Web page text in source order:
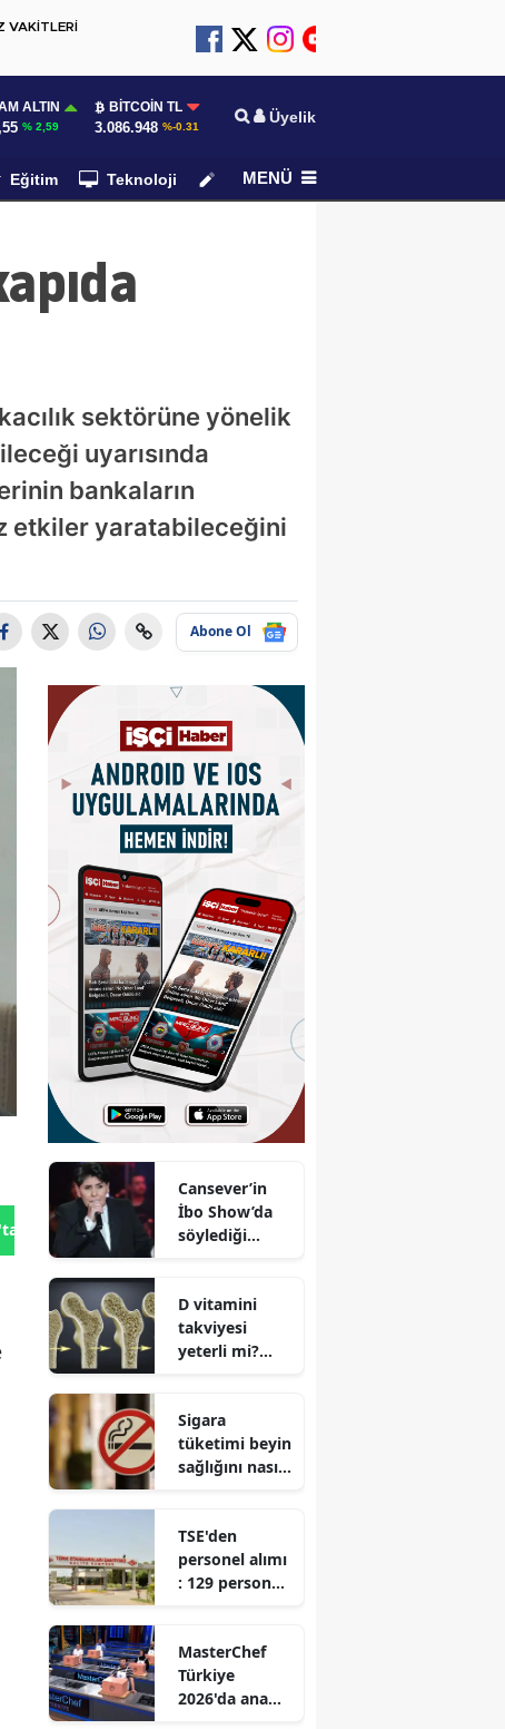
VAKİTLERİ
ALTIN
% 2,59
BITCOIN TL
3.086.948 %-0.31 Üyelik
Eğitim Teknoloji Köşe Yazarları
MENÜ
sektörüne yönelik
uyarısında
bankaların
etkiler yaratabileceğini
Abone Ol
Gönder
Cansever’in
İbo Show’da
söylediği
yeniden
gündem oldu?
D vitamini
takviyesi
yeterli mi?
riski artıyor
Sigara
tüketimi beyin
sağlığını nasıl
TSE'den
personel alımı
: 129 personel
MasterChef
Türkiye
2026'da ana